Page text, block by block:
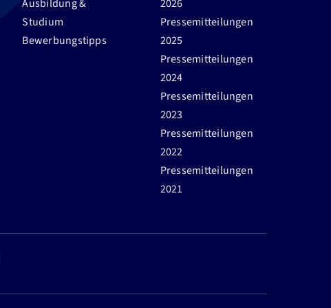
Ausbildung &
Studium
Bewerbungstipps
2026
Pressemitteilungen
2025
Pressemitteilungen
2024
Pressemitteilungen
2023
Pressemitteilungen
2022
Pressemitteilungen
2021